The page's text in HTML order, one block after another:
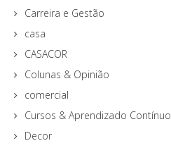
Carreira e Gestão
casa
CASACOR
Colunas & Opinião
comercial
Cursos & Aprendizado Contínuo
Decor